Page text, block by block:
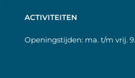
ACTIVITEITEN
Openingstijden: ma. t/m vrij.